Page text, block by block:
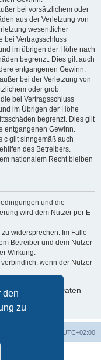
den
zu
bei vorsätzlichem oder
aus der Verletzung von
wesentlicher
bei Vertragsschluss
im übrigen der Höhe nach
begrenzt. Dies gilt auch
entgangenen Gewinn.
bei der Verletzung von
oder grob
bei Vertragsschluss
im Übrigen der Höhe
begrenzt. Dies gilt
entgangenen Gewinn.
c gilt sinngemäß auch
des Betreibers.
nationalem Recht bleiben
und die
wird dem Nutzer per E-
widersprechen. Im Falle
Betreiber und dem Nutzer
Wirkung.
wenn der Nutzer
persönlichen Daten
UTC+02:00
phpBB Limited